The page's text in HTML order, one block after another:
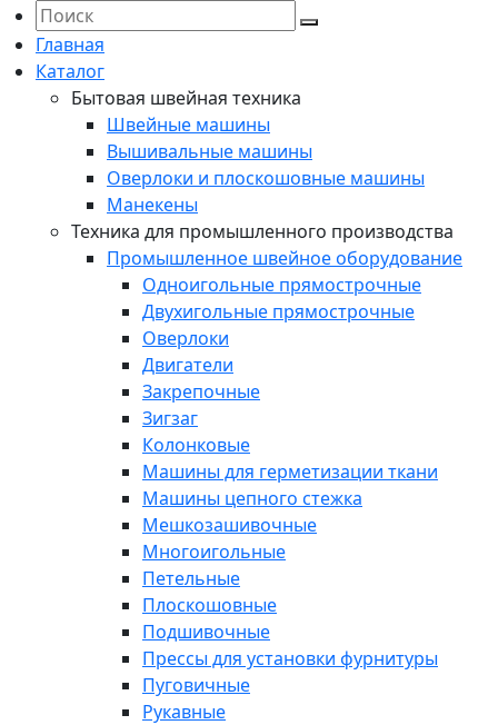
Главная
Каталог
Бытовая швейная техника
Швейные машины
Вышивальные машины
Оверлоки и плоскошовные машины
Манекены
Техника для промышленного производства
Промышленное швейное оборудование
Одноигольные прямострочные
Двухигольные прямострочные
Оверлоки
Двигатели
Закрепочные
Зигзаг
Колонковые
Машины для герметизации ткани
Машины цепного стежка
Мешкозашивочные
Многоигольные
Петельные
Плоскошовные
Подшивочные
Прессы для установки фурнитуры
Пуговичные
Рукавные